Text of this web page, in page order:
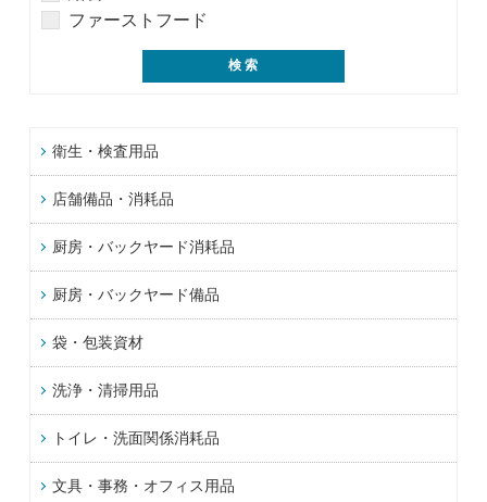
ファーストフード
衛生・検査用品
店舗備品・消耗品
厨房・バックヤード消耗品
厨房・バックヤード備品
袋・包装資材
洗浄・清掃用品
トイレ・洗面関係消耗品
文具・事務・オフィス用品